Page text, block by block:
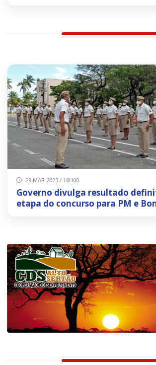
29 MAR 2023 / 16H00
Governo divulga resultado
etapa do concurso para PM e